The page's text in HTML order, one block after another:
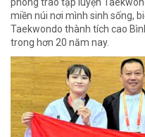
miền núi nơi mình sinh sống,
Taekwondo thành tích cao
trong hơn 20 năm nay.